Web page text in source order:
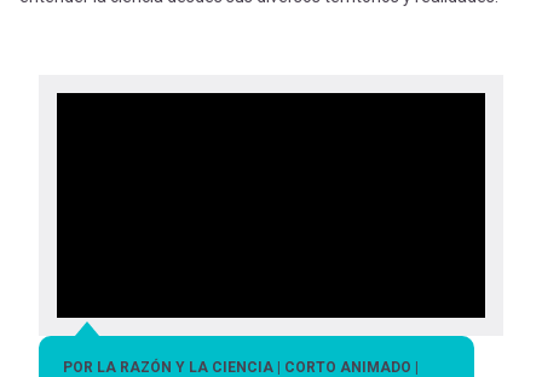
POR LA RAZÓN Y LA CIENCIA | CORTO ANIMADO |